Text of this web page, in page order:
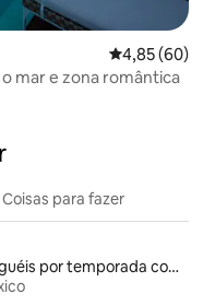
4,85 de uma
4,85 (60)
mar e zona romântica
Coisas para fazer
Aluguéis por temporada com sauna